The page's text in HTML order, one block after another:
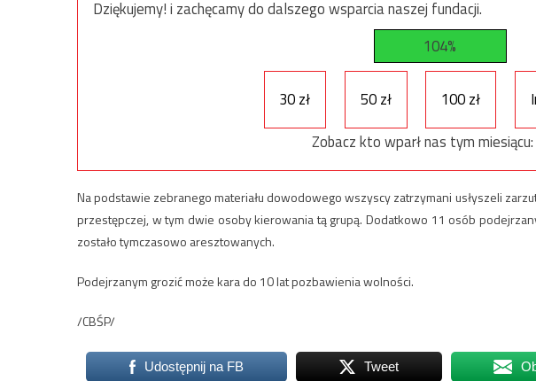
Dziękujemy! i zachęcamy do dalszego wsparcia naszej fundacji.
104%
30 zł 50 zł 100 zł
Zobacz kto wparł nas tym miesiącu:
Na podstawie zebranego materiału dowodowego wszyscy zatrzymani usłyszeli
przestępczej, w tym dwie osoby kierowania tą grupą. Dodatkowo 11 osób
zostało tymczasowo aresztowanych.
Podejrzanym grozić może kara do 10 lat pozbawienia wolności.
/CBŚP/
Udostępnij na FB Tweet